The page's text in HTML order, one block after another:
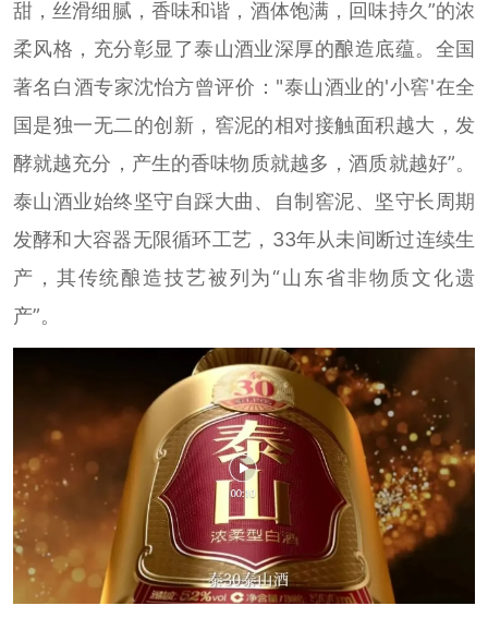
甜，丝滑细腻，香味和谐，酒体饱满，回味持久”的浓
柔风格，充分彰显了泰山酒业深厚的酿造底蕴。全国
著名白酒专家沈怡方曾评价："泰山酒业的'小窖'在全
国是独一无二的创新，窖泥的相对接触面积越大，发
酵就越充分，产生的香味物质就越多，酒质就越好”。
泰山酒业始终坚守自踩大曲、自制窖泥、坚守长周期
发酵和大容器无限循环工艺，33年从未间断过连续生
产，其传统酿造技艺被列为“山东省非物质文化遗
产”。